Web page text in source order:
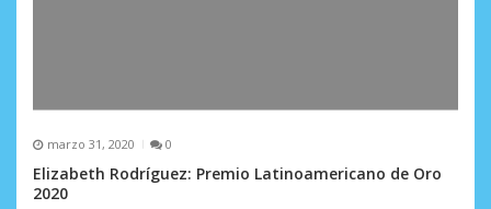
marzo 31, 2020 0
Elizabeth Rodríguez: Premio Latinoamericano de Oro
2020